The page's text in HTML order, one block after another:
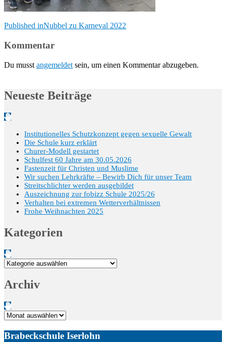
Beitragsnavigation
Published inNubbel zu Karneval 2022
Kommentar
Du musst angemeldet sein, um einen Kommentar abzugeben.
Neueste Beiträge
Institutionelles Schutzkonzept gegen sexuelle Gewalt
Die Schule kurz erklärt
Churer-Modell gestartet
Schulfest 60 Jahre am 30.05.2026
Fastenzeit für Christen und Muslime
Wir suchen Lehrkräfte – Bewirb Dich für unser Team
Streitschlichter werden ausgebildet
Auszeichnung zur fobizz Schule 2025/26
Verhalten bei extremen Wetterverhältnissen
Frohe Weihnachten 2025
Kategorien
Kategorien
Archiv
Archiv
Brabeckschule Iserlohn